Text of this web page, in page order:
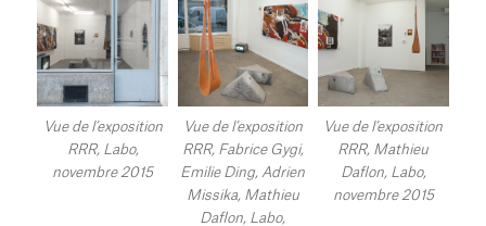
Vue de l’exposition
RRR, Labo,
novembre 2015
Vue de l’exposition
RRR, Fabrice Gygi,
Emilie Ding, Adrien
Missika, Mathieu
Daflon, Labo,
Vue de l’exposition
RRR, Mathieu
Daflon, Labo,
novembre 2015